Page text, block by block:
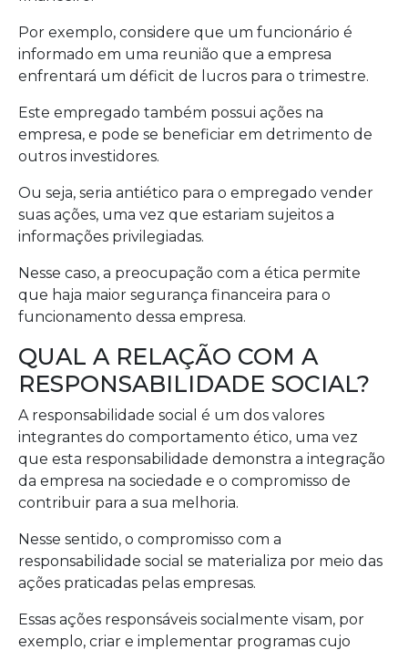
Por exemplo, considere que um funcionário é
informado em uma reunião que a empresa
enfrentará um déficit de lucros para o trimestre.
Este empregado também possui ações na
empresa, e pode se beneficiar em detrimento de
outros investidores.
Ou seja, seria antiético para o empregado vender
suas ações, uma vez que estariam sujeitos a
informações privilegiadas.
Nesse caso, a preocupação com a ética permite
que haja maior segurança financeira para o
funcionamento dessa empresa.
QUAL A RELAÇÃO COM A
RESPONSABILIDADE SOCIAL?
A responsabilidade social é um dos valores
integrantes do comportamento ético, uma vez
que esta responsabilidade demonstra a integração
da empresa na sociedade e o compromisso de
contribuir para a sua melhoria.
Nesse sentido, o compromisso com a
responsabilidade social se materializa por meio das
ações praticadas pelas empresas.
Essas ações responsáveis socialmente visam, por
exemplo, criar e implementar programas cujo